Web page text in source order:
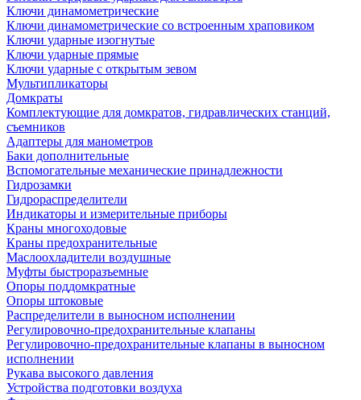
Ключи динамометрические
Ключи динамометрические со встроенным храповиком
Ключи ударные изогнутые
Ключи ударные прямые
Ключи ударные с открытым зевом
Мультипликаторы
Домкраты
Комплектующие для домкратов, гидравлических станций,
съемников
Адаптеры для манометров
Баки дополнительные
Вспомогательные механические принадлежности
Гидрозамки
Гидрораспределители
Индикаторы и измерительные приборы
Краны многоходовые
Краны предохранительные
Маслоохладители воздушные
Муфты быстроразъемные
Опоры поддомкратные
Опоры штоковые
Распределители в выносном исполнении
Регулировочно-предохранительные клапаны
Регулировочно-предохранительные клапаны в выносном
исполнении
Рукава высокого давления
Устройства подготовки воздуха